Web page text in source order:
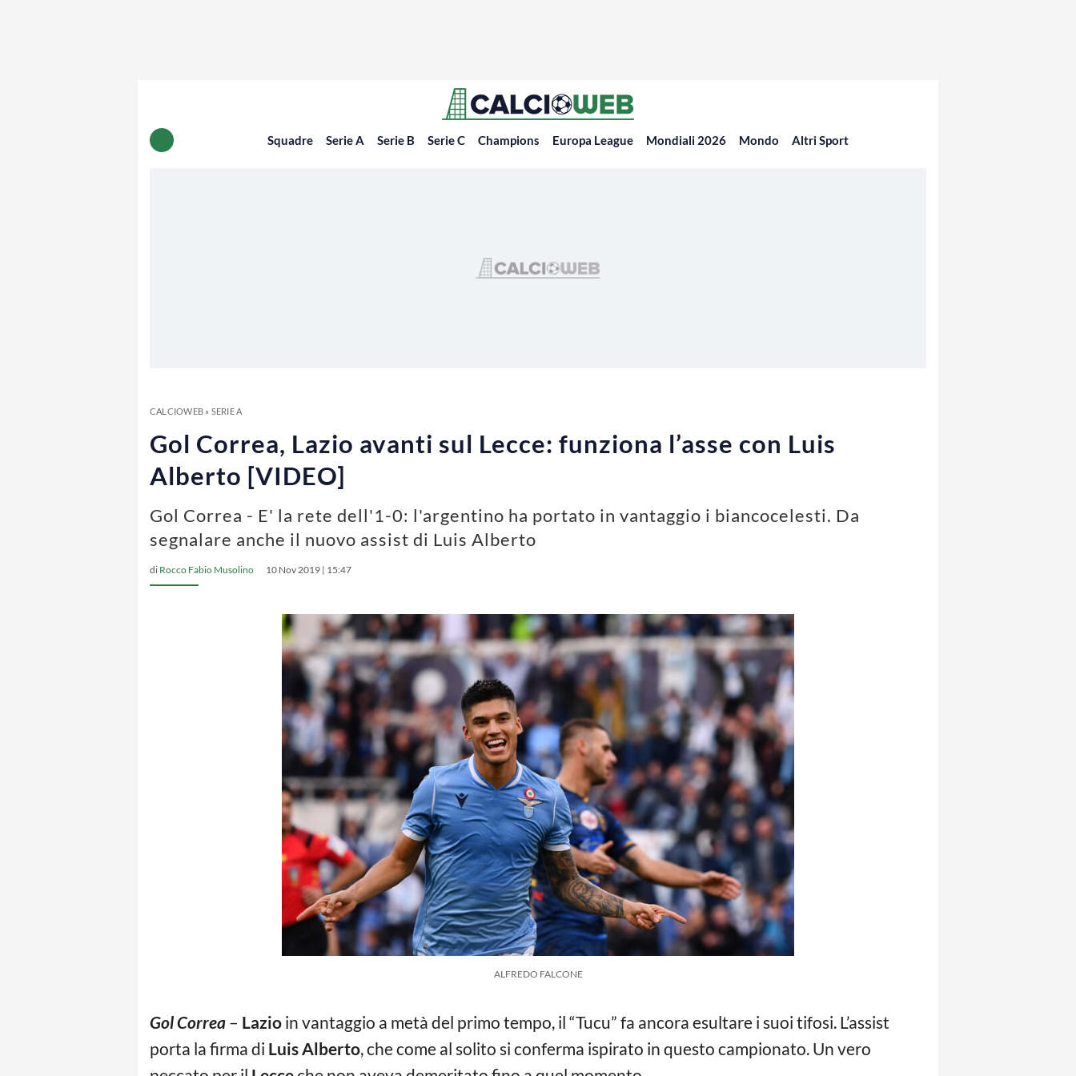
Squadre Serie A Serie B Serie C Champions Europa League Mondiali 2026 Mondo Altri Sport
CALCIOWEB» SERIE A
Gol Correa, Lazio avanti sul Lecce: funziona l’asse con Luis
Alberto [VIDEO]
Gol Correa - E' la rete dell'1-0: l'argentino ha portato in vantaggio i biancocelesti. Da
segnalare anche il nuovo assist di Luis Alberto
di Rocco Fabio Musolino 10 Nov 2019 | 15:47
ALFREDO FALCONE
Gol Correa – Lazio in vantaggio a metà del primo tempo, il “Tucu” fa ancora esultare i suoi tifosi. L’assist
porta la firma di Luis Alberto, che come al solito si conferma ispirato in questo campionato. Un vero